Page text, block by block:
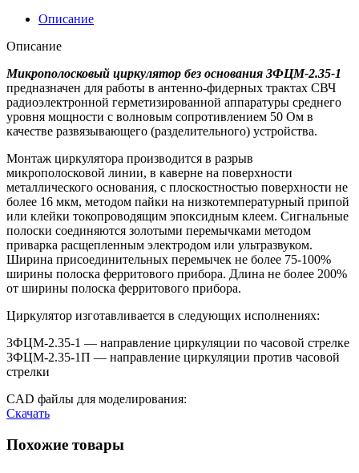
Описание
Описание
Микрополосковый циркулятор без основания 3ФЦМ-2.35-1
предназначен для работы в антенно-фидерных трактах СВЧ
радиоэлектронной герметизированной аппаратуры среднего
уровня мощности с волновым сопротивлением 50 Ом в
качестве развязывающего (разделительного) устройства.
Монтаж циркулятора производится в разрыв
микрополосковой линии, в каверне на поверхности
металлического основания, с плоскостностью поверхности не
более 16 мкм, методом пайки на низкотемпературный припой
или клейки токопроводящим эпоксидным клеем. Сигнальные
полоски соединяются золотыми перемычками методом
приварка расщепленным электродом или ультразвуком.
Ширина присоединительных перемычек не более 75-100%
ширины полоска ферритового прибора. Длина не более 200%
от ширины полоска ферритового прибора.
Циркулятор изготавливается в следующих исполнениях:
3ФЦМ-2.35-1 — направление циркуляции по часовой стрелке
3ФЦМ-2.35-1П — направление циркуляции против часовой
стрелки
CAD файлы для моделирования:
Скачать
Похожие товары